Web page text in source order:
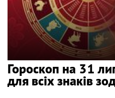
Гороскоп на 31
для всіх знаків